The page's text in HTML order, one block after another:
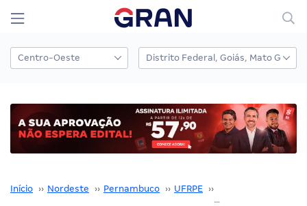
Início ›› Nordeste ›› Pernambuco ›› UFRPE ››